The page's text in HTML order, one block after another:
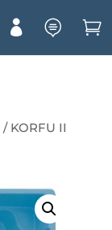
  
/ KORFU II